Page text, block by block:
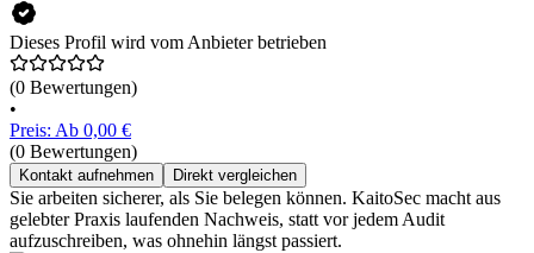
Dieses Profil wird vom Anbieter betrieben
(0 Bewertungen)
•
Preis: Ab 0,00 €
(0 Bewertungen)
Kontakt aufnehmen Direkt vergleichen
Sie arbeiten sicherer, als Sie belegen können. KaitoSec macht aus
gelebter Praxis laufenden Nachweis, statt vor jedem Audit
aufzuschreiben, was ohnehin längst passiert.